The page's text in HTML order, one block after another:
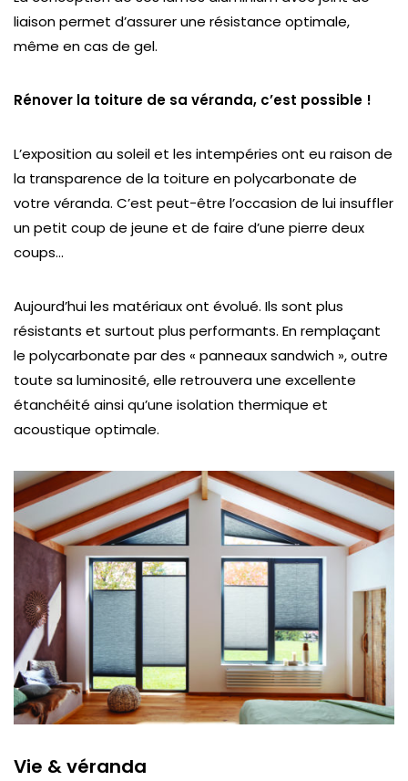
liaison permet d’assurer une résistance optimale,
même en cas de gel.
Rénover la toiture de sa véranda, c’est possible !
L’exposition au soleil et les intempéries ont eu raison de
la transparence de la toiture en polycarbonate de
votre véranda. C’est peut-être l’occasion de lui insuffler
un petit coup de jeune et de faire d’une pierre deux
coups…
Aujourd’hui les matériaux ont évolué. Ils sont plus
résistants et surtout plus performants. En remplaçant
le polycarbonate par des « panneaux sandwich », outre
toute sa luminosité, elle retrouvera une excellente
étanchéité ainsi qu’une isolation thermique et
acoustique optimale.
Vie & véranda